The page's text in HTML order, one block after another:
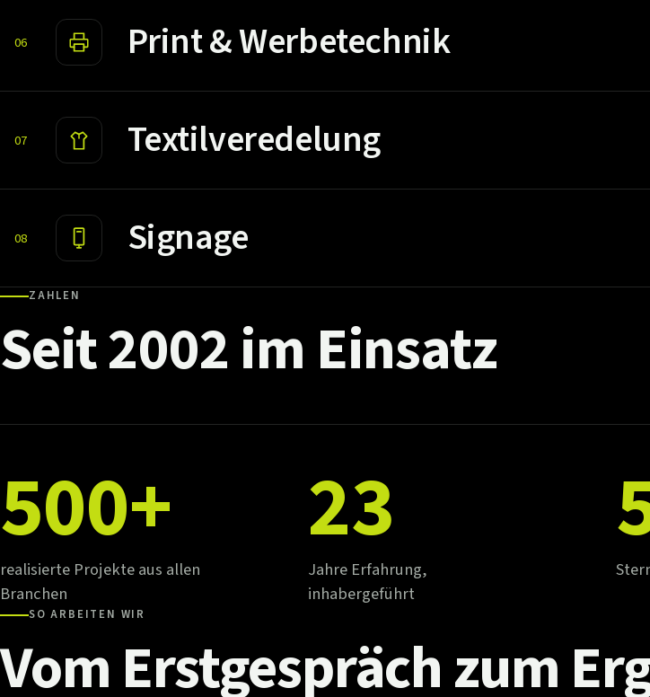
06 Print & Werbetechnik
07 Textilveredelung
08 Signage
ZAHLEN
Seit2002im Einsatz
500+
realisierte Projekte aus allen
Branchen
23
Jahre Erfahrung,
inhabergeführt
SO ARBEITEN WIR
Vom Erstgesprächzum